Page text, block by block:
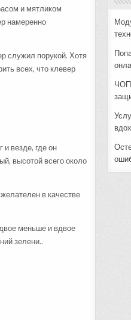
и мятликом
намеренно
служил порукой. Хотя
всех, что клевер
везде, где он
высотой всего около
в качестве
меньше и вдвое
зелени..